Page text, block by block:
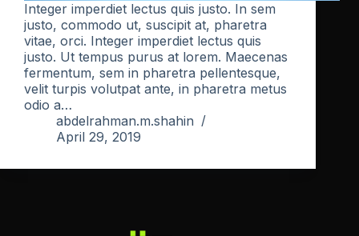
Integer imperdiet lectus quis justo. In sem
justo, commodo ut, suscipit at, pharetra
vitae, orci. Integer imperdiet lectus quis
justo. Ut tempus purus at lorem. Maecenas
fermentum, sem in pharetra pellentesque,
velit turpis volutpat ante, in pharetra metus
odio a…
abdelrahman.m.shahin
April 29, 2019